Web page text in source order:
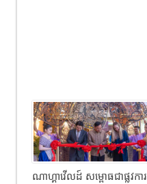
ណាហ្គាវើលដ៍ សម្ពោធជាផ្លូវការ